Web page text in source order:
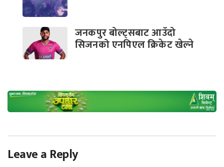
जनकपुर बोल्ट्सबाट आउँदो
सिजनको एनपिएल क्रिकेट खेल्ने
Leave a Reply